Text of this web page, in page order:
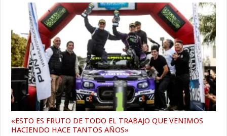
«ESTO ES FRUTO DE TODO EL TRABAJO QUE VENIMOS
HACIENDO HACE TANTOS AÑOS»